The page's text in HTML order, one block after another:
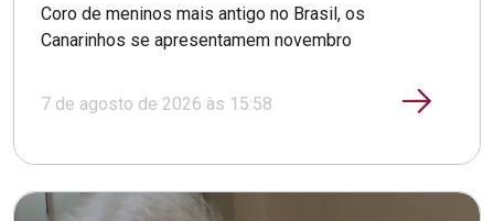
Coro de meninos mais antigo no Brasil, os
Canarinhos se apresentamem novembro
7 de agosto de 2026 às 15:58